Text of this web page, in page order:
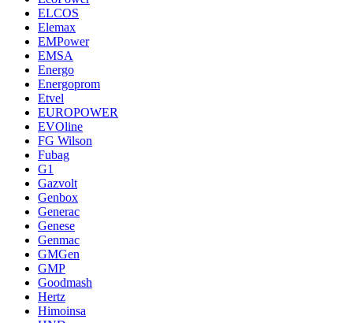
ELCOS
Elemax
EMPower
EMSA
Energo
Energoprom
Etvel
EUROPOWER
EVOline
FG Wilson
Fubag
G1
Gazvolt
Genbox
Generac
Genese
Genmac
GMGen
GMP
Goodmash
Hertz
Himoinsa